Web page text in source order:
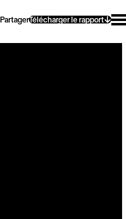
PartagerTélécharger le rapport